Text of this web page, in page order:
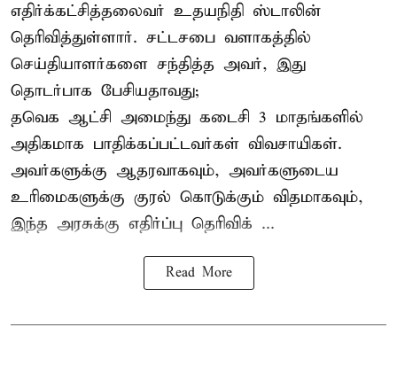
எதிர்க்கட்சித்தலைவர் உதயநிதி ஸ்டாலின்
தெரிவித்துள்ளார். சட்டசபை வளாகத்தில்
செய்தியாளர்களை சந்தித்த அவர், இது
தொடர்பாக பேசியதாவது;
தவெக ஆட்சி அமைந்து கடைசி 3 மாதங்களில்
அதிகமாக பாதிக்கப்பட்டவர்கள் விவசாயிகள்.
அவர்களுக்கு ஆதரவாகவும், அவர்களுடைய
உரிமைகளுக்கு குரல் கொடுக்கும் விதமாகவும்,
இந்த அரசுக்கு எதிர்ப்பு தெரிவிக் ...
Read More